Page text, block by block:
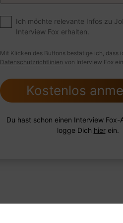
Ich möchte relevante Infos zu
Interview Fox erhalten.
Mit Klicken des Buttons bestätige ich, dass
Datenschutzrichtlinien von Interview Fox
Kostenlos
Du hast schon einen Interview Fox-
logge Dich hierein.